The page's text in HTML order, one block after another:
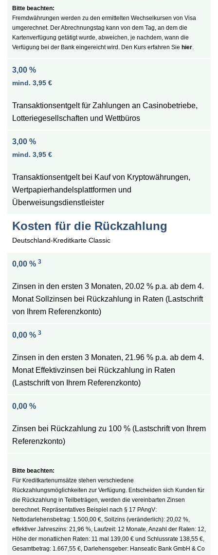
Fremdwährungen werden zu den ermittelten Wechselkursen von Visa
umgerechnet. Der Abrechnungstag kann von dem Tag, an dem die
Kartenverfügung getätigt wurde, abweichen, je nachdem, wann die
Verfügung bei der Bank eingereicht wird. Den Kurs erfahren Sie hier.
3,00 %
mind. 3,95 €
Transaktionsentgelt für Zahlungen an Casinobetriebe,
Lotteriegesellschaften und Wettbüros​
3,00 %
mind. 3,95 €
Transaktionsentgelt bei Kauf von Kryptowährungen,
Wertpapierhandelsplattformen und
Überweisungsdienstleister​
Kosten für die Rückzahlung
Deutschland-Kreditkarte Classic
0,00 % 3
Zinsen in den ersten 3 Monaten, 20.02 % p.a. ab dem 4.
Monat Sollzinsen bei Rückzahlung in Raten (Lastschrift
von Ihrem Referenzkonto)
0,00 % 3
Zinsen in den ersten 3 Monaten, 21.96 % p.a. ab dem 4.
Monat Effektivzinsen bei Rückzahlung in Raten
(Lastschrift von Ihrem Referenzkonto)
0,00 %
Zinsen bei Rückzahlung zu 100 % (Lastschrift von Ihrem
Referenzkonto)
Für Kreditkartenumsätze stehen verschiedene
Rückzahlungsmöglichkeiten zur Verfügung. Entscheiden sich Kunden für
die Rückzahlung in Teilbeträgen, werden die vereinbarten Zinsen
berechnet. Repräsentatives Beispiel nach § 17 PAngV:
Nettodarlehensbetrag: 1.500,00 €, Sollzins (veränderlich): 20,02 %,
effektiver Jahreszins: 21,96 %, Laufzeit: 12 Monate, Anzahl der Raten: 12,
Höhe der monatlichen Raten: 11 mal 139,00 € und Schlussrate 138,55 €,
Gesamtbetrag: 1.667,55 €, Darlehensgeber: Hanseatic Bank GmbH & Co